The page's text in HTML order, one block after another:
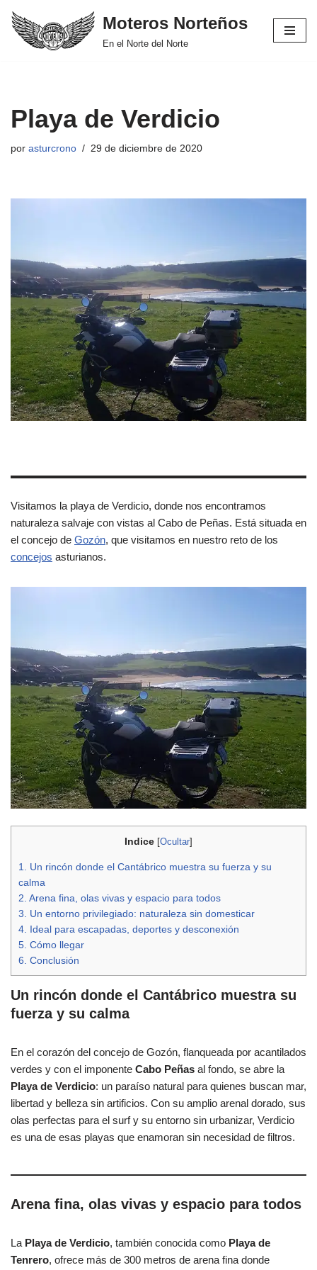
Saltar
Moteros Norteños
En el Norte del Norte
Playa de Verdicio
por asturcrono 29 de diciembre de 2020
Visitamos la playa de Verdicio, donde nos encontramos
naturaleza salvaje con vistas al Cabo de Peñas. Está situada en
el concejo de Gozón, que visitamos en nuestro reto de los
concejos asturianos.
Indice [Ocultar]
1.
Un rincón donde el Cantábrico muestra su fuerza y su
calma
2. Arena fina, olas vivas y espacio para todos
3.
Un entorno privilegiado: naturaleza sin domesticar
4. Ideal para escapadas, deportes y desconexión
5. Cómo llegar
6. Conclusión
Un rincón donde el Cantábrico muestra su
fuerza y su calma
En el corazón del concejo de Gozón, flanqueada por acantilados
verdes y con el imponente Cabo Peñas al fondo, se abre la
Playa de Verdicio: un paraíso natural para quienes buscan mar,
libertad y belleza sin artificios. Con su amplio arenal dorado, sus
olas perfectas para el surf y su entorno sin urbanizar, Verdicio
es una de esas playas que enamoran sin necesidad de filtros.
Arena fina, olas vivas y espacio para todos
La Playa de Verdicio, también conocida como Playa de
Tenrero, ofrece más de 300 metros de arena fina donde